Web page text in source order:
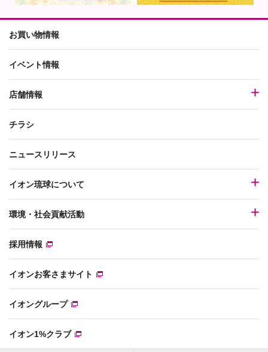
お買い物情報
イベント情報
店舗情報
チラシ
ニュースリリース
イオン琉球について
環境・社会貢献活動
採用情報
イオンお客さまサイト
イオングループ
イオン1%クラブ